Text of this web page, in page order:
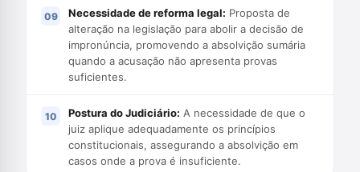
Necessidade de reforma legal: Proposta de
alteração na legislação para abolir a decisão de
impronúncia, promovendo a absolvição sumária
quando a acusação não apresenta provas
suficientes.
Postura do Judiciário: A necessidade de que o
juiz aplique adequadamente os princípios
constitucionais, assegurando a absolvição em
casos onde a prova é insuficiente.